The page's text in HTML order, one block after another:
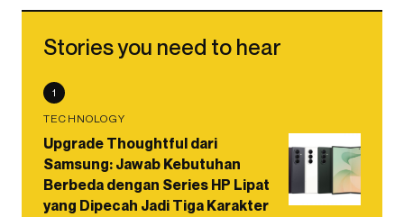
Stories you need to hear
1
TECHNOLOGY
Upgrade Thoughtful dari
Samsung: Jawab Kebutuhan
Berbeda dengan Series HP Lipat
yang Dipecah Jadi Tiga Karakter